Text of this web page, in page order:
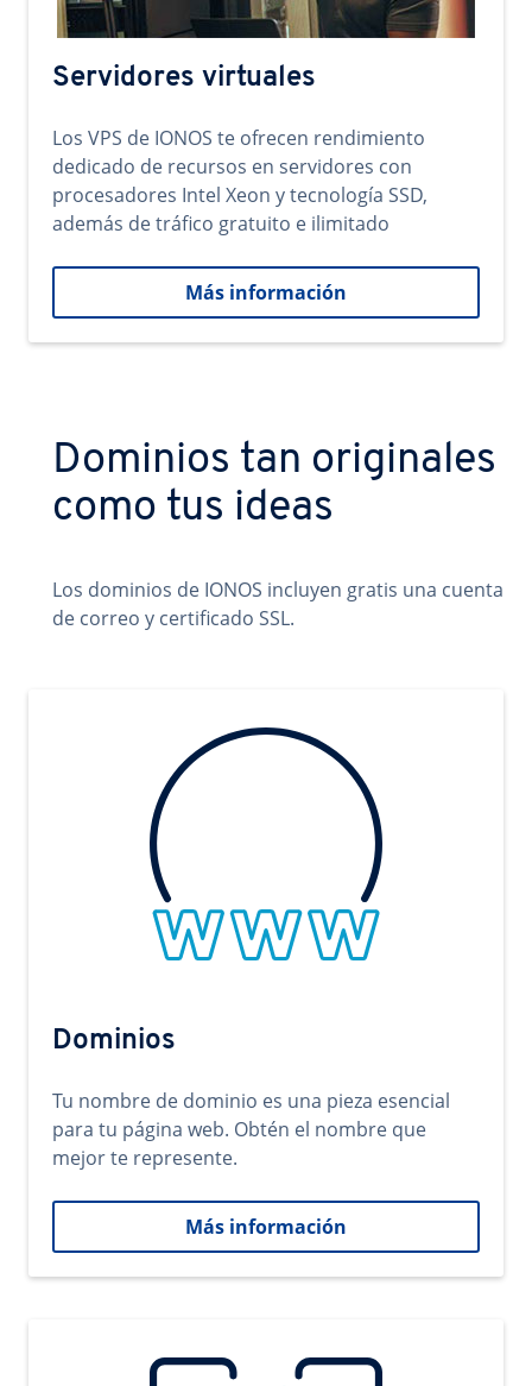
Servidores virtuales
Los VPS de IONOS te ofrecen rendimiento
dedicado de recursos en servidores con
procesadores Intel Xeon y tecnología SSD,
además de tráfico gratuito e ilimitado
Más información
Dominios tan originales
como tus ideas
Los dominios de IONOS incluyen gratis una cuenta
de correo y certificado SSL.
Dominios
Tu nombre de dominio es una pieza esencial
para tu página web. Obtén el nombre que
mejor te represente.
Más información